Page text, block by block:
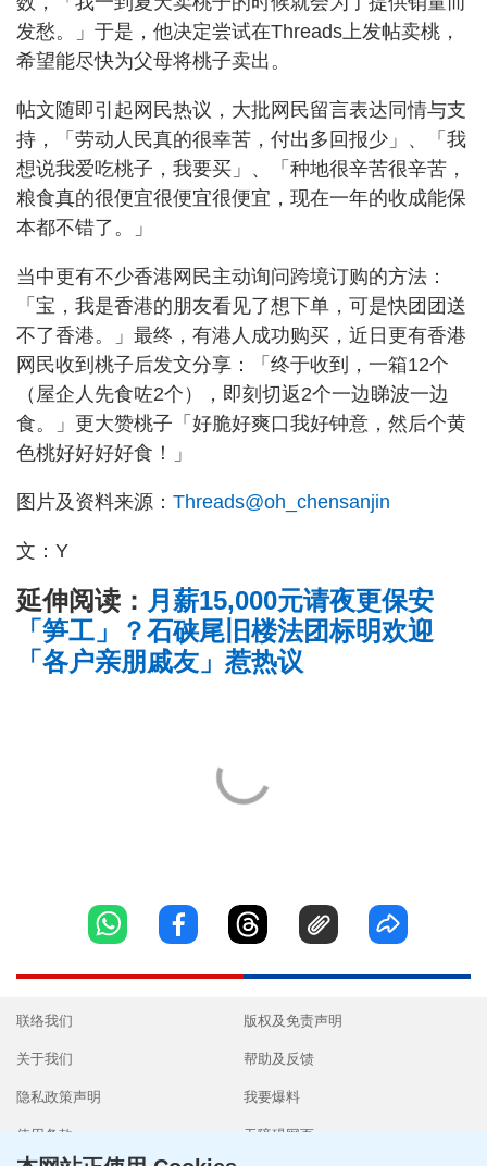
发愁。」于是，他决定尝试在Threads上发帖卖桃，
希望能尽快为父母将桃子卖出。
帖文随即引起网民热议，大批网民留言表达同情与支
持，「劳动人民真的很幸苦，付出多回报少」、「我
想说我爱吃桃子，我要买」、「种地很辛苦很辛苦，
粮食真的很便宜很便宜很便宜，现在一年的收成能保
本都不错了。」
当中更有不少香港网民主动询问跨境订购的方法：
「宝，我是香港的朋友看见了想下单，可是快团团送
不了香港。」最终，有港人成功购买，近日更有香港
网民收到桃子后发文分享：「终于收到，一箱12个
（屋企人先食咗2个），即刻切返2个一边睇波一边
食。」更大赞桃子「好脆好爽口我好钟意，然后个黄
色桃好好好好食！」
图片及资料来源： Threads@oh_chensanjin
文：Y
延伸阅读： 月薪15,000元请夜更保安
「笋工」？石硖尾旧楼法团标明欢迎
「各户亲朋戚友」惹热议
联络我们
关于我们
隐私政策声明
使用条款
版权及免责声明
帮助及反馈
我要爆料
无障碍网页